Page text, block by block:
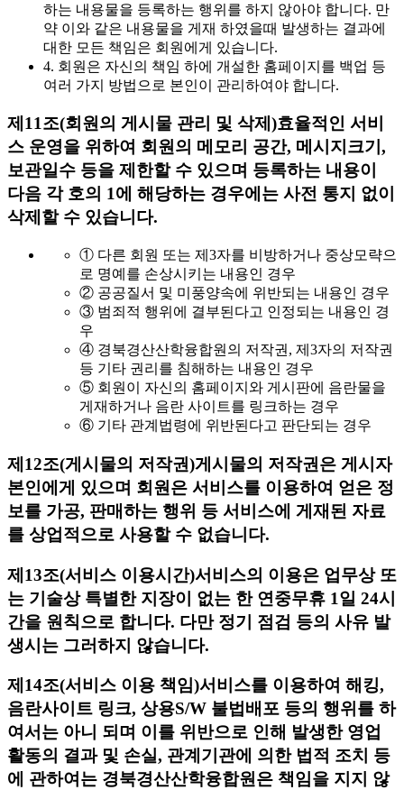
하는 내용물을 등록하는 행위를 하지 않아야 합니다. 만
약 이와 같은 내용물을 게재 하였을때 발생하는 결과에
대한 모든 책임은 회원에게 있습니다.
4. 회원은 자신의 책임 하에 개설한 홈페이지를 백업 등
여러 가지 방법으로 본인이 관리하여야 합니다.
제11조(회원의 게시물 관리 및 삭제)효율적인 서비
스 운영을 위하여 회원의 메모리 공간, 메시지크기,
보관일수 등을 제한할 수 있으며 등록하는 내용이
다음 각 호의 1에 해당하는 경우에는 사전 통지 없이
삭제할 수 있습니다.
① 다른 회원 또는 제3자를 비방하거나 중상모략으
로 명예를 손상시키는 내용인 경우
② 공공질서 및 미풍양속에 위반되는 내용인 경우
③ 범죄적 행위에 결부된다고 인정되는 내용인 경
우
④ 경북경산산학융합원의 저작권, 제3자의 저작권
등 기타 권리를 침해하는 내용인 경우
⑤ 회원이 자신의 홈페이지와 게시판에 음란물을
게재하거나 음란 사이트를 링크하는 경우
⑥ 기타 관계법령에 위반된다고 판단되는 경우
제12조(게시물의 저작권)게시물의 저작권은 게시자
본인에게 있으며 회원은 서비스를 이용하여 얻은 정
보를 가공, 판매하는 행위 등 서비스에 게재된 자료
를 상업적으로 사용할 수 없습니다.
제13조(서비스 이용시간)서비스의 이용은 업무상 또
는 기술상 특별한 지장이 없는 한 연중무휴 1일 24시
간을 원칙으로 합니다. 다만 정기 점검 등의 사유 발
생시는 그러하지 않습니다.
제14조(서비스 이용 책임)서비스를 이용하여 해킹,
음란사이트 링크, 상용S/W 불법배포 등의 행위를 하
여서는 아니 되며 이를 위반으로 인해 발생한 영업
활동의 결과 및 손실, 관계기관에 의한 법적 조치 등
에 관하여는 경북경산산학융합원은 책임을 지지 않